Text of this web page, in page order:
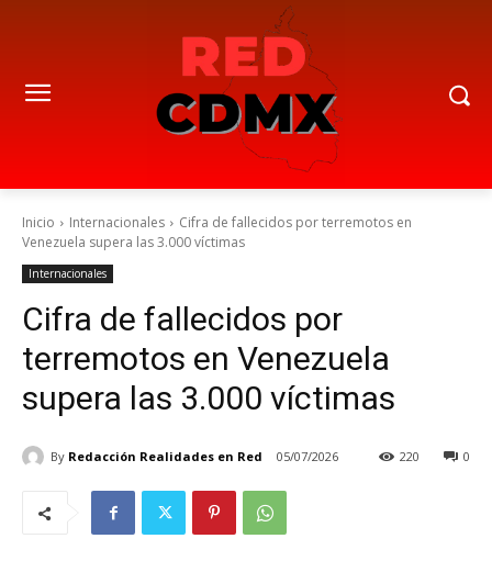
Inicio Internacionales
Cifra de fallecidos por terremotos en
Venezuela supera las 3.000 víctimas
Internacionales
Cifra de fallecidos por
terremotos en Venezuela
supera las 3.000 víctimas
By Redacción Realidades en Red 05/07/2026 0
220